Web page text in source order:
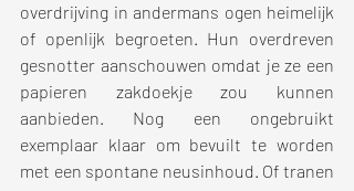
overdrijving in andermans ogen heimelijk
of openlijk begroeten. Hun overdreven
gesnotter aanschouwen omdat je ze een
papieren zakdoekje zou kunnen
aanbieden. Nog een ongebruikt
exemplaar klaar om bevuilt te worden
met een spontane neusinhoud. Of tranen